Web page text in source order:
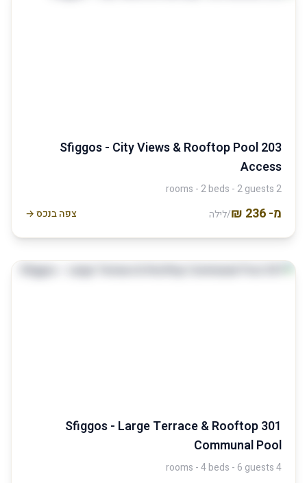
203 Sfiggos - City Views & Rooftop Pool
Access
2 rooms - 2 beds - 2 guests
מ- /לילה צפה בנכס →
301 Sfiggos - Large Terrace & Rooftop
Communal Pool
4 rooms - 4 beds - 6 guests